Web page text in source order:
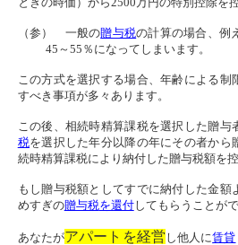
（参） 一般の贈与税の計算の場合、例
45 ～ 55 ％になってしまいます。
この方式を選択する場合、年齢による
すべき事項が多々あります。
この後、相続時精算課税を選択した贈
税を選択した年分以降の年にその者か
続時精算課税により納付した贈与税額を
もし贈与税額としてすでに納付した金
めすぎの贈与税を還付してもらうことが
あなたがアパートを経営 し他人に賃貸